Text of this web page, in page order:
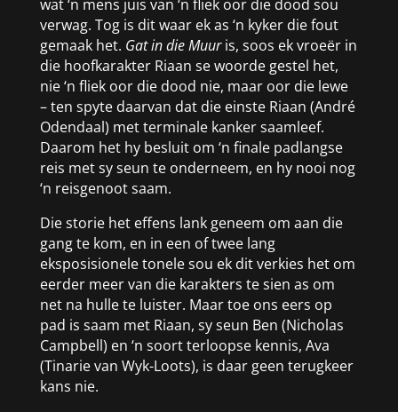
wat ‘n mens juis van ‘n fliek oor die dood sou
verwag. Tog is dit waar ek as ‘n kyker die fout
gemaak het. Gat in die Muuris, soos ek vroeër in
die hoofkarakter Riaan se woorde gestel het,
nie ‘n fliek oor die dood nie, maar oor die lewe
– ten spyte daarvan dat die einste Riaan (André
Odendaal) met terminale kanker saamleef.
Daarom het hy besluit om ‘n finale padlangse
reis met sy seun te onderneem, en hy nooi nog
‘n reisgenoot saam.
Die storie het effens lank geneem om aan die
gang te kom, en in een of twee lang
eksposisionele tonele sou ek dit verkies het om
eerder meer van die karakters te sien as om
net na hulle te luister. Maar toe ons eers op
pad is saam met Riaan, sy seun Ben (Nicholas
Campbell) en ‘n soort terloopse kennis, Ava
(Tinarie van Wyk-Loots), is daar geen terugkeer
kans nie.